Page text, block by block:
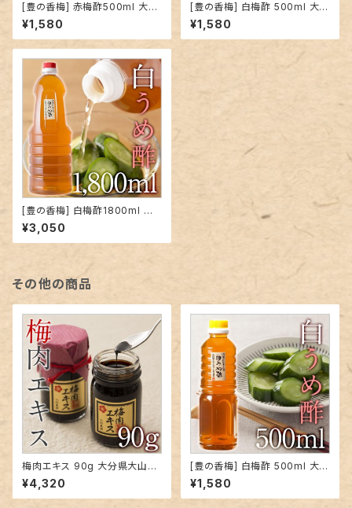
[豊の香梅] 赤梅酢500ml 大分
県大山町産 無添加 赤紫蘇 天然
塩 ミネラル 天然調味料 クエン
酸 すっぱい ドリンク お湯割り
¥1,580
[豊の香梅] 白梅酢 500ml 大分
県大山町産 無添加 天然塩 ミネ
ラル 天然調味料 クエン酸 すっ
ぱい ドリンク お湯割り 焼酎割
¥1,580
[豊の香梅] 白梅酢1800ml 大
分県大山町産 無添加 天然塩 ミ
ネラル 天然調味料 クエン酸 す
っぱい ドリンク お湯割り 焼酎
¥3,050
その他の商品
梅肉エキス 90g 大分県大山町
産青梅使用…
¥4,320
[豊の香梅] 白梅酢 500ml 大分
県大山町産 無添加 天然塩 ミネ
ラル 天然調味料 クエン酸 すっ
ぱい ドリンク お湯割り 焼酎割
¥1,580